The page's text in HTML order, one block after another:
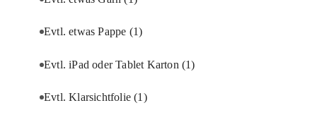
Evtl. etwas Pappe (1)
Evtl. iPad oder Tablet Karton (1)
Evtl. Klarsichtfolie(1)